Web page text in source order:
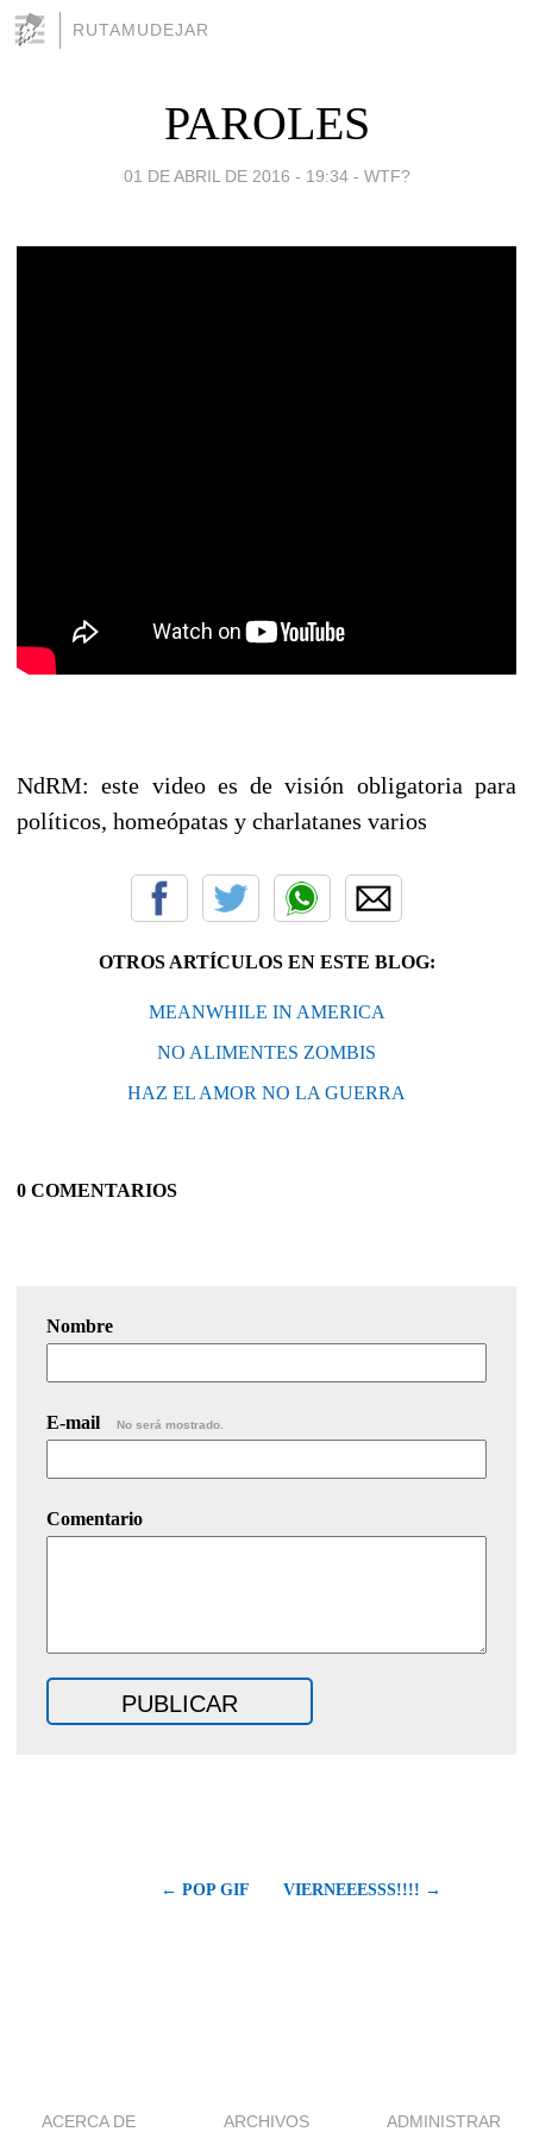
RUTAMUDEJAR
PAROLES
01 DE ABRIL DE 2016 - 19:34 - WTF?
NdRM: este video es de visión obligatoria para
políticos, homeópatas y charlatanes varios
OTROS ARTÍCULOS EN ESTE BLOG:
MEANWHILE IN AMERICA
NO ALIMENTES ZOMBIS
HAZ EL AMOR NO LA GUERRA
0 COMENTARIOS
Nombre
E-mail No será mostrado.
Comentario
← POP GIF VIERNEEESSS!!!! →
ACERCA DE ARCHIVOS ADMINISTRAR